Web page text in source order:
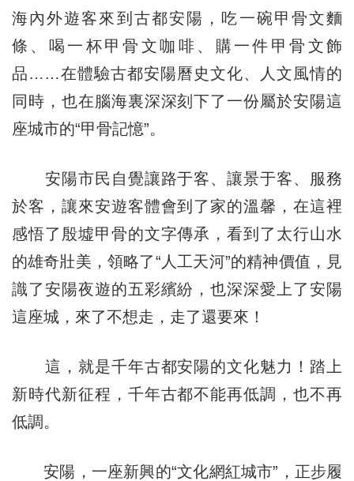
海內外遊客來到古都安陽，吃一碗甲骨文麵
條、喝一杯甲骨文咖啡、購一件甲骨文飾
品……在體驗古都安陽曆史文化、人文風情的
同時，也在腦海裏深深刻下了一份屬於安陽這
座城市的“甲骨記憶”。
安陽市民自覺讓路于客、讓景于客、服務
於客，讓來安遊客體會到了家的溫馨，在這裡
感悟了殷墟甲骨的文字傳承，看到了太行山水
的雄奇壯美，領略了“人工天河”的精神價值，見
識了安陽夜遊的五彩繽紛，也深深愛上了安陽
這座城，來了不想走，走了還要來！
這，就是千年古都安陽的文化魅力！踏上
新時代新征程，千年古都不能再低調，也不再
低調。
安陽，一座新興的“文化網紅城市”，正步履